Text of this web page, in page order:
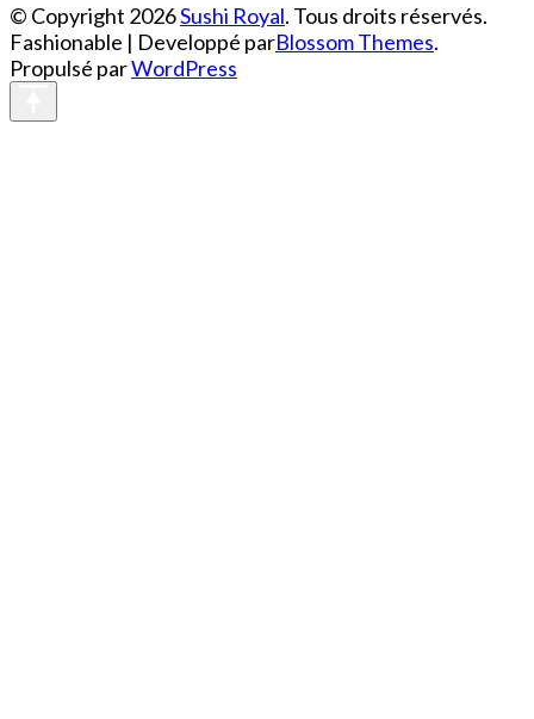
© Copyright 2026Sushi Royal. Tous droits réservés.
Fashionable | Developpé parBlossom Themes.
Propulsé parWordPress